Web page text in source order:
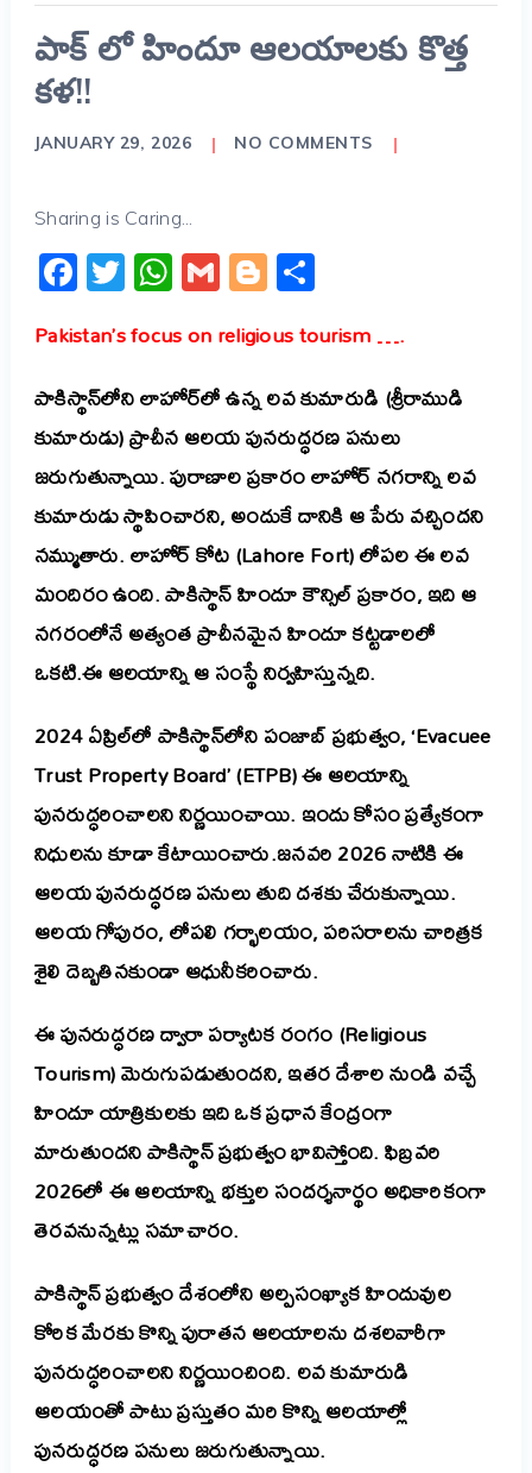
పాక్ లో హిందూ ఆలయాలకు కొత్త
కళ!!
JANUARY 29, 2026 NO COMMENTS
Sharing is Caring...
Facebook
Twitter
WhatsApp
GmailBlogger
Share
Pakistan’s focus on religious tourism ….
పాకిస్థాన్‌లోని లాహోర్‌లో ఉన్న లవ కుమారుడి (శ్రీరాముడి
కుమారుడు) ప్రాచీన ఆలయ పునరుద్ధరణ పనులు
జరుగుతున్నాయి.పురాణాల ప్రకారం లాహోర్ నగరాన్ని లవ
కుమారుడు స్థాపించారని, అందుకే దానికి ఆ పేరు వచ్చిందని
నమ్ముతారు. లాహోర్ కోట (Lahore Fort) లోపల ఈ లవ
మందిరం ఉంది. పాకిస్థాన్ హిందూ కౌన్సిల్ ప్రకారం, ఇది ఆ
నగరంలోనే అత్యంత ప్రాచీనమైన హిందూ కట్టడాలలో
ఒకటి.ఈ ఆలయాన్ని ఆ సంస్థే నిర్వహిస్తున్నది.
2024 ఏప్రిల్‌లో పాకిస్థాన్‌లోని పంజాబ్ ప్రభుత్వం, ‘Evacuee
Trust Property Board’ (ETPB) ఈ ఆలయాన్ని
పునరుద్ధరించాలని నిర్ణయించాయి. ఇందు కోసం ప్రత్యేకంగా
నిధులను కూడా కేటాయించారు.జనవరి 2026 నాటికి ఈ
ఆలయ పునరుద్ధరణ పనులు తుది దశకు చేరుకున్నాయి.
ఆలయ గోపురం, లోపలి గర్భాలయం, పరిసరాలను చారిత్రక
శైలి దెబ్బతినకుండా ఆధునీకరించారు.
ఈ పునరుద్ధరణ ద్వారా పర్యాటక రంగం (Religious
Tourism) మెరుగుపడుతుందని, ఇతర దేశాల నుండి వచ్చే
హిందూ యాత్రికులకు ఇది ఒక ప్రధాన కేంద్రంగా
మారుతుందని పాకిస్థాన్ ప్రభుత్వం భావిస్తోంది. ఫిబ్రవరి
2026లో ఈ ఆలయాన్ని భక్తుల సందర్శనార్థం అధికారికంగా
తెరవనున్నట్లు సమాచారం.
పాకిస్థాన్ ప్రభుత్వం దేశంలోని అల్పసంఖ్యాక హిందువుల
కోరిక మేరకు కొన్ని పురాతన ఆలయాలను దశలవారీగా
పునరుద్ధరించాలని నిర్ణయించింది. లవ కుమారుడి
ఆలయంతో పాటు ప్రస్తుతం మరి కొన్ని ఆలయాల్లో
పునరుద్ధరణ పనులు జరుగుతున్నాయి.